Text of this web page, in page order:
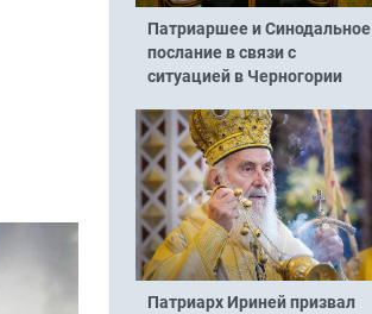
Патриаршее и Синодальное
послание в связи с
ситуацией в Черногории
Патриарх Ириней призвал